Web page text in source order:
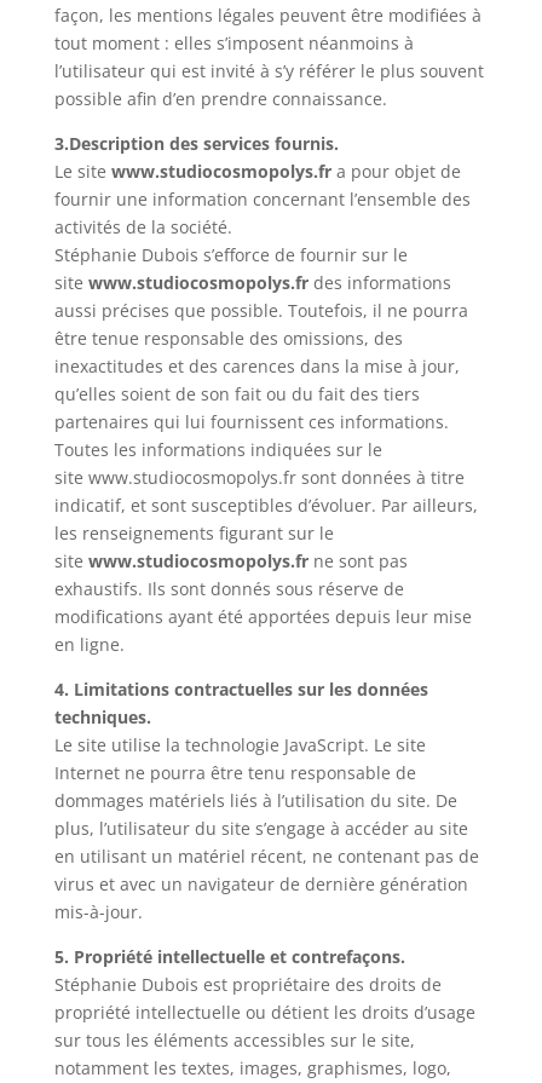
façon, les mentions légales peuvent être modifiées à
tout moment : elles s’imposent néanmoins à
l’utilisateur qui est invité à s’y référer le plus souvent
possible afin d’en prendre connaissance.
3.Description des services fournis.
Le site www.studiocosmopolys.fra pour objet de
fournir une information concernant l’ensemble des
activités de la société.
Stéphanie Dubois s’efforce de fournir sur le
site www.studiocosmopolys.frdes informations
aussi précises que possible. Toutefois, il ne pourra
être tenue responsable des omissions, des
inexactitudes et des carences dans la mise à jour,
qu’elles soient de son fait ou du fait des tiers
partenaires qui lui fournissent ces informations.
Toutes les informations indiquées sur le
site www.studiocosmopolys.fr sont données à titre
indicatif, et sont susceptibles d’évoluer. Par ailleurs,
les renseignements figurant sur le
site www.studiocosmopolys.frne sont pas
exhaustifs. Ils sont donnés sous réserve de
modifications ayant été apportées depuis leur mise
en ligne.
4. Limitations contractuelles sur les données
techniques.
Le site utilise la technologie JavaScript. Le site
Internet ne pourra être tenu responsable de
dommages matériels liés à l’utilisation du site. De
plus, l’utilisateur du site s’engage à accéder au site
en utilisant un matériel récent, ne contenant pas de
virus et avec un navigateur de dernière génération
mis-à-jour.
5. Propriété intellectuelle et contrefaçons.
Stéphanie Dubois est propriétaire des droits de
propriété intellectuelle ou détient les droits d’usage
sur tous les éléments accessibles sur le site,
notamment les textes, images, graphismes, logo,